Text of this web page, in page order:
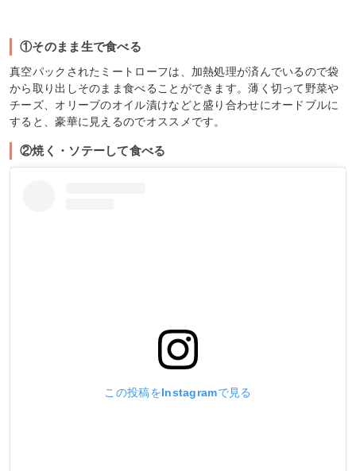
①そのまま生で食べる
真空パックされたミートローフは、加熱処理が済んでいるので袋
から取り出しそのまま食べることができます。薄く切って野菜や
チーズ、オリーブのオイル漬けなどと盛り合わせにオードブルに
すると、豪華に見えるのでオススメです。
②焼く・ソテーして食べる
この投稿をInstagramで見る